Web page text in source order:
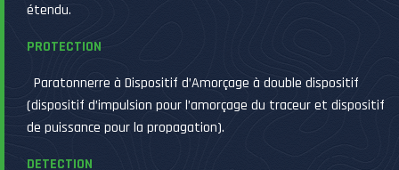
étendu.
PROTECTION
Paratonnerre à Dispositif d’Amorçage à double dispositif
(dispositif d’impulsion pour l’amorçage du traceur et dispositif
de puissance pour la propagation).
DETECTION